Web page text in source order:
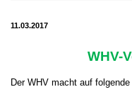
11.03.2017
WHV-
Der WHV macht auf